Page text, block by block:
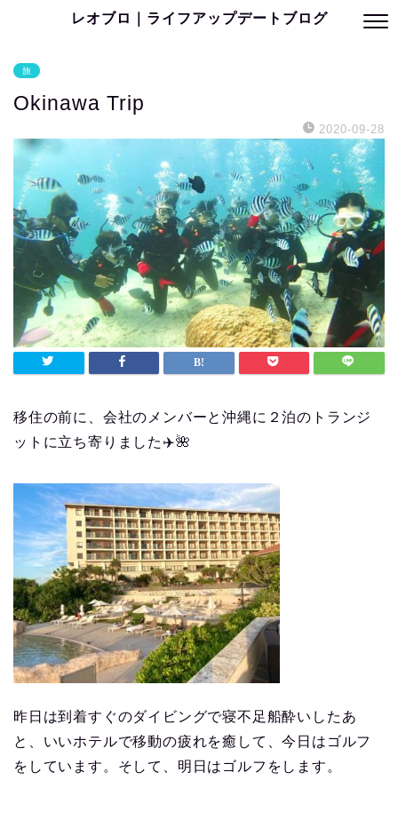
レオブロ｜ライフアップデートブログ
旅
Okinawa Trip
2020-09-28
移住の前に、会社のメンバーと沖縄に２泊のトランジ
ットに立ち寄りました ✈️🌺
昨日は到着すぐのダイビングで寝不足船酔いしたあ
と、いいホテルで移動の疲れを癒して、今日はゴルフ
をしています。そして、明日はゴルフをします。